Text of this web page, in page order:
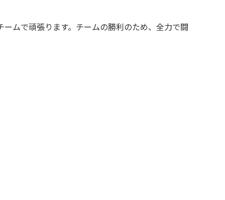
ムで頑張ります。チームの勝利のため、全力で闘